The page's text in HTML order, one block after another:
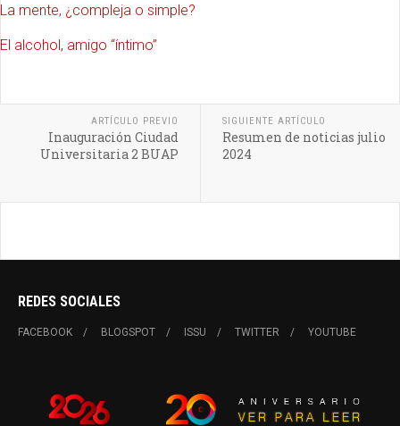
La mente, ¿compleja o simple?
El alcohol, amigo “íntimo”
ARTÍCULO PREVIO
Inauguración Ciudad
Universitaria 2 BUAP
SIGUIENTE ARTÍCULO
Resumen de noticias julio
2024
REDES SOCIALES
FACEBOOK BLOGSPOT ISSU TWITTER YOUTUBE